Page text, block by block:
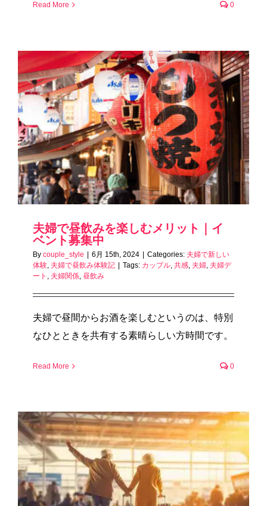
Read More 0
夫婦で昼飲みを楽しむメリット｜イ
ベント募集中
By couple_style 6月 15th, 2024 Categories: 夫婦で新しい
体験, 夫婦で昼飲み体験記 Tags: カップル, 共感, 夫婦, 夫婦デ
ート , 夫婦関係, 昼飲み
夫婦で昼間からお酒を楽しむというのは、特別
なひとときを共有する素晴らしい方時間です。
Read More 0